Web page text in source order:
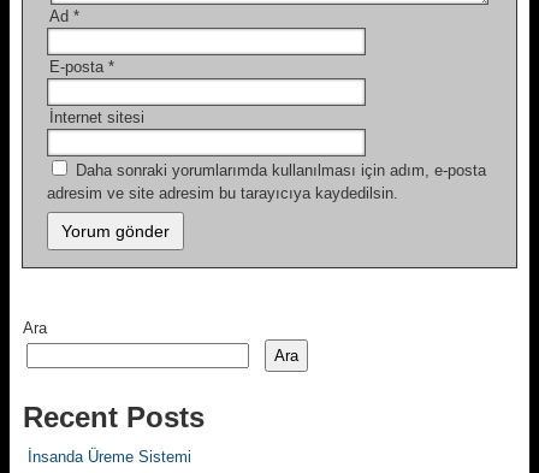
Ad *
E-posta *
İnternet sitesi
Daha sonraki yorumlarımda kullanılması için adım, e-posta
adresim ve site adresim bu tarayıcıya kaydedilsin.
Ara
Ara
Recent Posts
İnsanda Üreme Sistemi